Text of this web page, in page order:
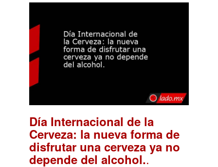
Día Internacional de la
Cerveza: la nueva forma de
disfrutar una cerveza ya no
depende del alcohol..